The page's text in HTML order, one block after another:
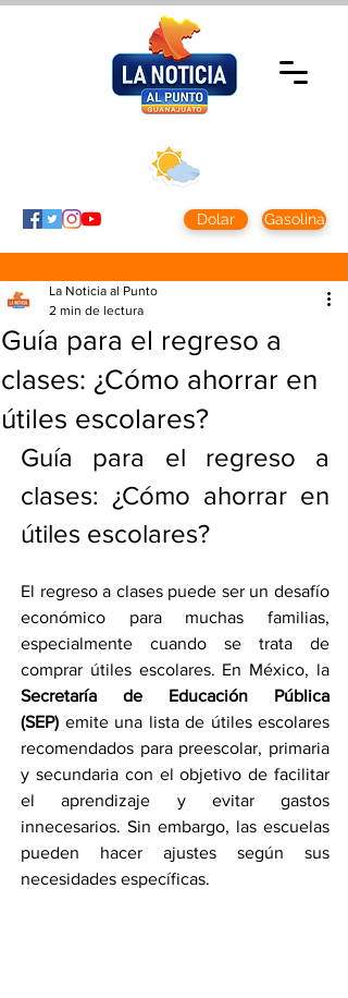
Dolar Gasolina
Guía para el regreso a
clases: ¿Cómo ahorrar en
útiles escolares?
La Noticia al Punto
2 min de lectura
Guía para el regreso a
clases: ¿Cómo ahorrar en
útiles escolares?
El regreso a clases puede ser un desafío
económico para muchas familias,
especialmente cuando se trata de
Secretaría de Educación Pública
(SEP) emite una lista de útiles escolares
recomendados para preescolar, primaria
y secundaria con el objetivo de facilitar
el aprendizaje y evitar gastos
innecesarios. Sin embargo, las escuelas
pueden hacer ajustes según sus
necesidades específicas.